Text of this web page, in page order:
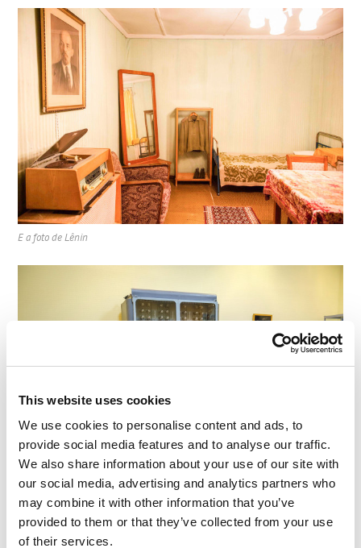
This website uses cookies
We use cookies to personalise content and ads, to
provide social media features and to analyse our traffic.
We also share information about your use of our site with
our social media, advertising and analytics partners who
may combine it with other information that you’ve
provided to them or that they’ve collected from your use
of their services.
E a foto de Lênin
Você pode não acreditar, mas isso é um computador. Sem ele, não teria havido
homem no espaço!